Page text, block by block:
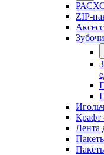
ZIP-
Крафт
Лента